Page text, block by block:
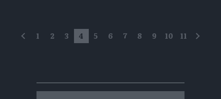
precedente
1 2 3 4 5 6 7 8 9 10 11